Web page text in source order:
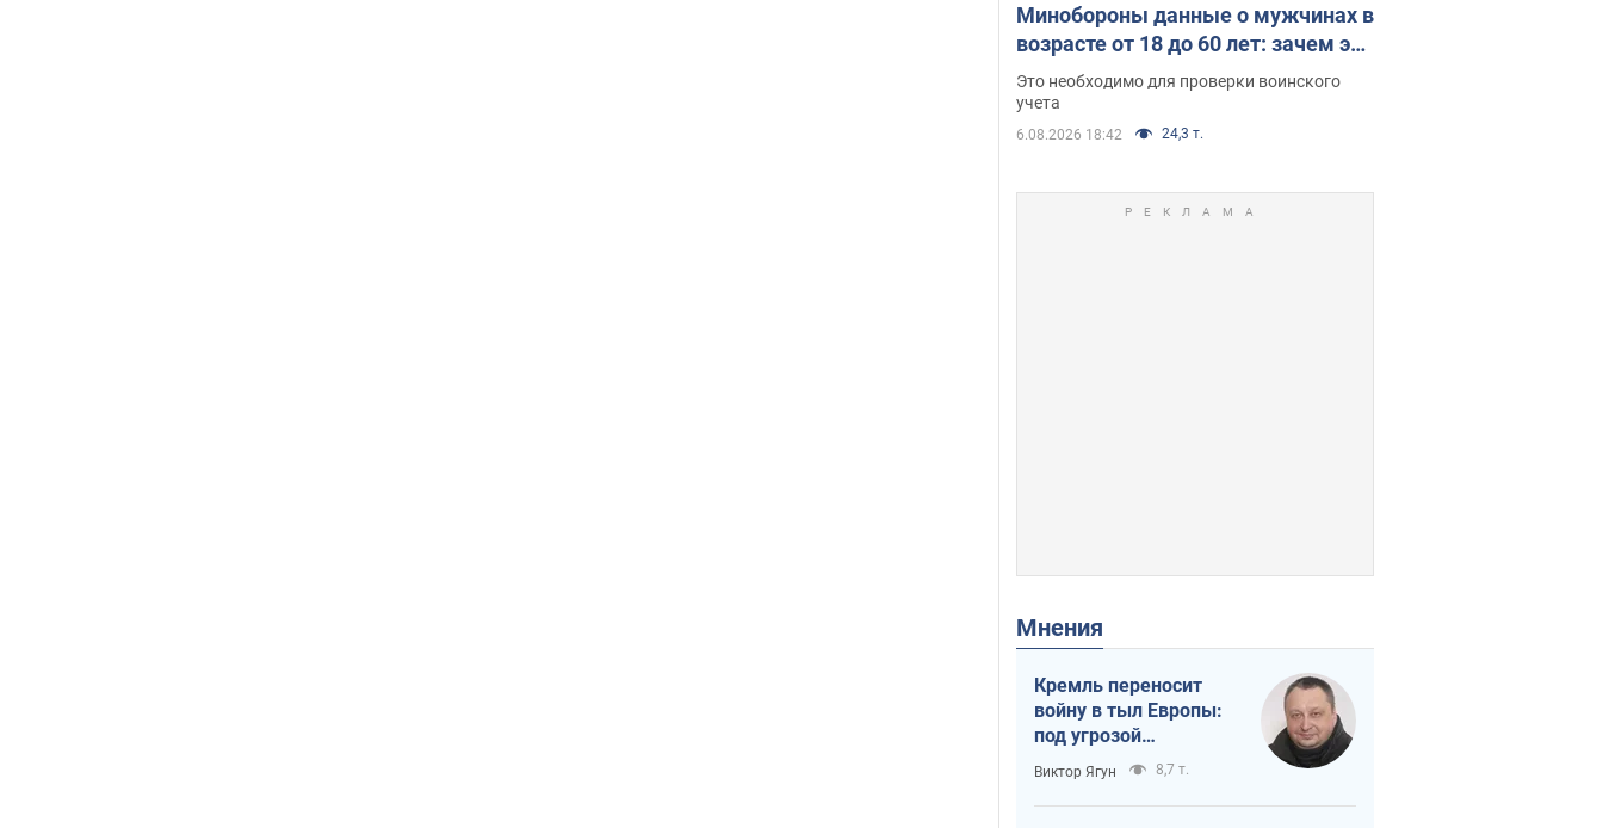
Минобороны данные о мужчинах в
возрасте от 18 до 60 лет: зачем это
нужно
Это необходимо для проверки воинского
учета
6.08.2026 18:42 24,3 т.
Мнения
Кремль переносит
войну в тыл Европы:
под угрозой
критическая
логистика
Виктор Ягун 8,7 т.